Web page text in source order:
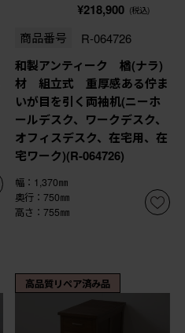
¥218,900 (税込)
商品番号 R-064726
和製アンティーク 楢(ナラ)
材 組立式 重厚感ある佇ま
いが目を引く両袖机(ニーホ
ールデスク、ワークデスク、
オフィスデスク、在宅用、在
宅ワーク)(R-064726)
幅：1,370㎜
奥行：750㎜
高さ：755㎜
高品質リペア済み品